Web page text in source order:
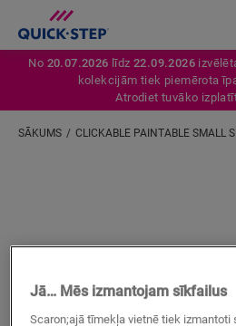
No 20.07.2026 līdz22.09.2026
kolekcijām tiek piemērota
Atrodiet tuvāko
SĀKUMS CLICKABLE PAINTABLE SMALL
Jā… Mēs izmantojam sīkfailus
Scaron;ajā tīmekļa vietnē tiek izmantoti